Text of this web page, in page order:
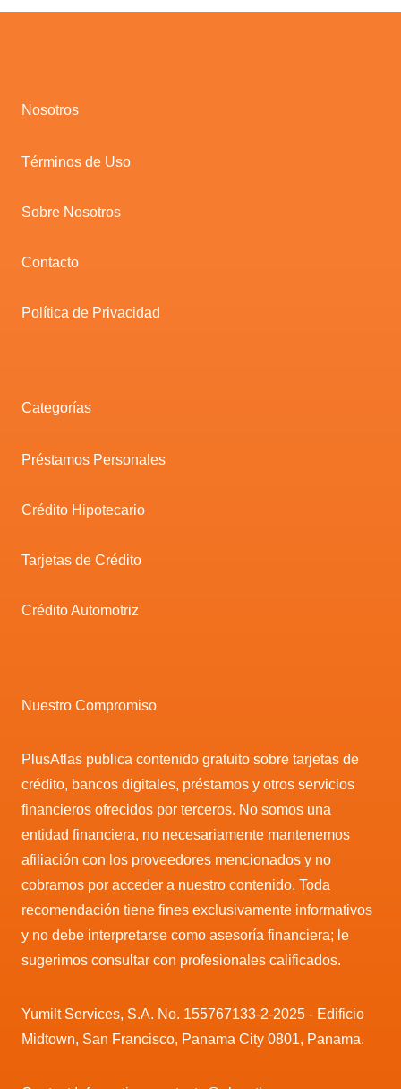
Nosotros
Términos de Uso
Sobre Nosotros
Contacto
Política de Privacidad
Categorías
Préstamos Personales
Crédito Hipotecario
Tarjetas de Crédito
Crédito Automotriz
Nuestro Compromiso
PlusAtlas publica contenido gratuito sobre tarjetas de
crédito, bancos digitales, préstamos y otros servicios
financieros ofrecidos por terceros. No somos una
entidad financiera, no necesariamente mantenemos
afiliación con los proveedores mencionados y no
cobramos por acceder a nuestro contenido. Toda
recomendación tiene fines exclusivamente informativos
y no debe interpretarse como asesoría financiera; le
sugerimos consultar con profesionales calificados.
Yumilt Services, S.A. No. 155767133-2-2025 - Edificio
Midtown, San Francisco, Panama City 0801, Panama.